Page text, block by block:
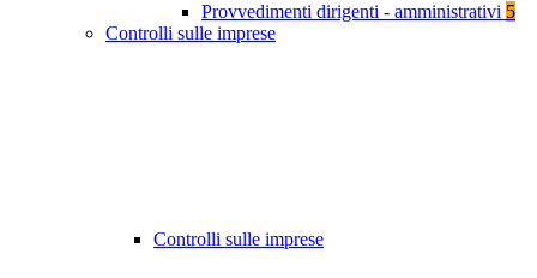
Provvedimenti dirigenti - amministrativi 5
Controlli sulle imprese
Controlli sulle imprese